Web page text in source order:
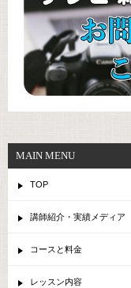
MAIN MENU
TOP
講師紹介・実績メディア
コースと料金
レッスン内容